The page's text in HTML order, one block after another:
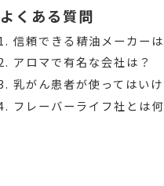
よくある質問
信頼できる精油メーカー
アロマで有名な会社は？
乳がん患者が使ってはい
フレーバーライフ社とは